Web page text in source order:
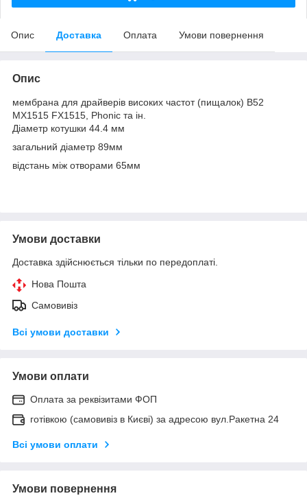
Опис Доставка Оплата Умови повернення
Опис
мембрана для драйверів високих частот (пищалок) B52
MX1515 FX1515, Phonic та ін.
Діаметр котушки 44.4 мм
загальний діаметр 89мм
відстань між отворами 65мм
Умови доставки
Доставка здійснюється тільки по передоплаті.
Нова Пошта
Самовивіз
Всі умови доставки
Умови оплати
Оплата за реквізитами ФОП
готівкою (самовивіз в Києві) за адресою вул.Ракетна 24
Всі умови оплати
Умови повернення